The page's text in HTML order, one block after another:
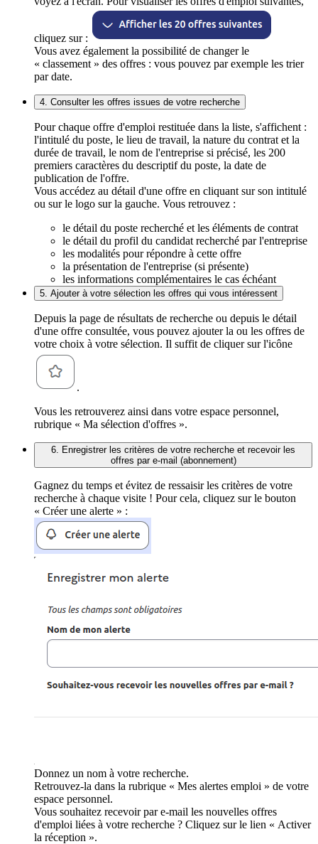
cliquez sur :
Vous avez également la possibilité de changer le
« classement » des offres : vous pouvez par exemple les trier
par date.
4. Consulter les offres issues de votre recherche
Pour chaque offre d'emploi restituée dans la liste, s'affichent :
l'intitulé du poste, le lieu de travail, la nature du contrat et la
durée de travail, le nom de l'entreprise si précisé, les 200
premiers caractères du descriptif du poste, la date de
publication de l'offre.
Vous accédez au détail d'une offre en cliquant sur son intitulé
ou sur le logo sur la gauche. Vous retrouvez :
le détail du poste recherché et les éléments de contrat
le détail du profil du candidat recherché par l'entreprise
les modalités pour répondre à cette offre
la présentation de l'entreprise (si présente)
les informations complémentaires le cas échéant
5. Ajouter à votre sélection les offres qui vous intéressent
Depuis la page de résultats de recherche ou depuis le détail
d'une offre consultée, vous pouvez ajouter la ou les offres de
votre choix à votre sélection. Il suffit de cliquer sur l'icône
.
Vous les retrouverez ainsi dans votre espace personnel,
rubrique « Ma sélection d'offres ».
6. Enregistrer les critères de votre recherche et recevoir les
offres par e-mail (abonnement)
Gagnez du temps et évitez de ressaisir les critères de votre
recherche à chaque visite ! Pour cela, cliquez sur le bouton
« Créer une alerte » :
Donnez un nom à votre recherche.
Retrouvez-la dans la rubrique « Mes alertes emploi » de votre
espace personnel.
Vous souhaitez recevoir par e-mail les nouvelles offres
d'emploi liées à votre recherche ? Cliquez sur le lien « Activer
la réception ».